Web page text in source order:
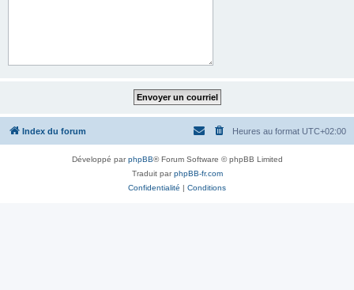
Index du forum Heures au format UTC+02:00
Développé parphpBB® Forum Software © phpBB Limited
Traduit parphpBB-fr.com
Confidentialité | Conditions